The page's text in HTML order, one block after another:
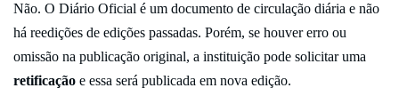
Não. O Diário Oficial é um documento de circulação diária e não
há reedições de edições passadas. Porém, se houver erro ou
omissão na publicação original, a instituição pode solicitar uma
retificação e essa será publicada em nova edição.